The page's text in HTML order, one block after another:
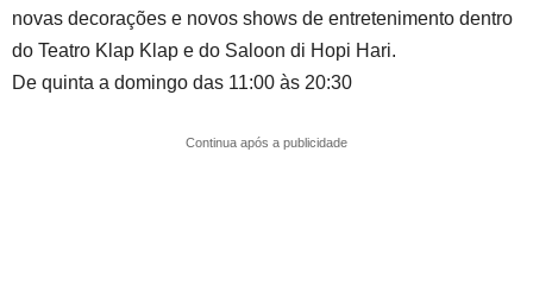
novas decorações e novos shows de entretenimento dentro
do Teatro Klap Klap e do Saloon di Hopi Hari.
De quinta a domingo das 11:00 às 20:30
Continua após a publicidade